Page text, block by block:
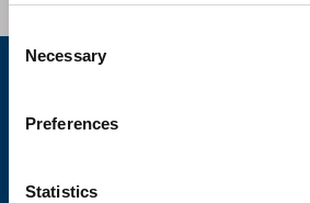
Consent
Selection
Necessary
Preferences
Statistics
Catella Group